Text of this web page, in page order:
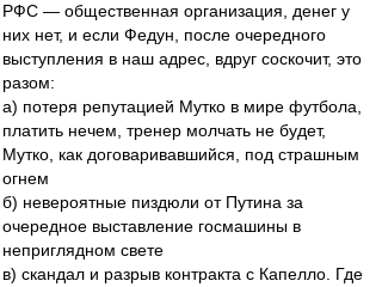
РФС — общественная организация, денег у
них нет, и если Федун, после очередного
выступления в наш адрес, вдруг соскочит, это
разом:
а) потеря репутацией Мутко в мире футбола,
платить нечем, тренер молчать не будет,
Мутко, как договаривавшийся, под страшным
огнем
б) невероятные пиздюли от Путина за
очередное выставление госмашины в
неприглядном свете
в) скандал и разрыв контракта с Капелло. Где